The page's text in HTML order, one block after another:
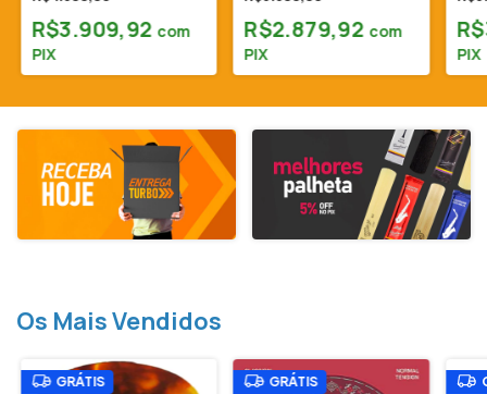
Acessórios (Outlet)
R$3.909,92 com
PIX
R$2.879,92 com
PIX
A+)
PIX
Os Mais Vendidos
GRÁTIS GRÁTIS